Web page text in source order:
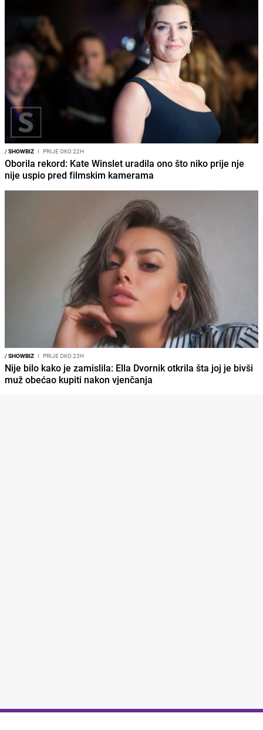
/SHOWBIZ I PRIJE OKO 22H
Oborila rekord: Kate Winslet uradila ono što niko prije nje
nije uspio pred filmskim kamerama
/SHOWBIZ I PRIJE OKO 23H
Nije bilo kako je zamislila: Ella Dvornik otkrila šta joj je bivši
muž obećao kupiti nakon vjenčanja